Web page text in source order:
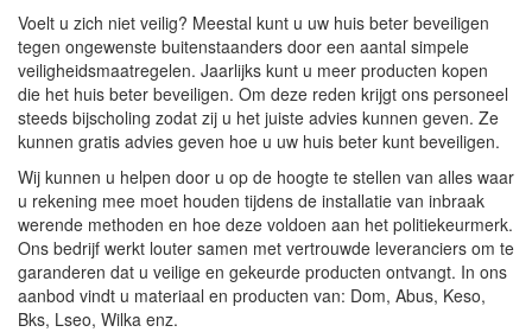
Voelt u zich niet veilig? Meestal kunt u uw huis beter beveiligen
tegen ongewenste buitenstaanders door een aantal simpele
veiligheidsmaatregelen. Jaarlijks kunt u meer producten kopen
die het huis beter beveiligen. Om deze reden krijgt ons personeel
steeds bijscholing zodat zij u het juiste advies kunnen geven. Ze
kunnen gratis advies geven hoe u uw huis beter kunt beveiligen.
Wij kunnen u helpen door u op de hoogte te stellen van alles waar
u rekening mee moet houden tijdens de installatie van inbraak
werende methoden en hoe deze voldoen aan het politiekeurmerk.
Ons bedrijf werkt louter samen met vertrouwde leveranciers om te
garanderen dat u veilige en gekeurde producten ontvangt. In ons
aanbod vindt u materiaal en producten van: Dom, Abus, Keso,
Bks, Lseo, Wilka enz.